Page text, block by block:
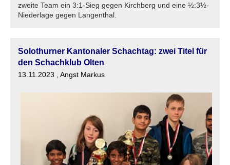
zweite Team ein 3:1-Sieg gegen Kirchberg und eine ½:3½-
Niederlage gegen Langenthal.
Solothurner Kantonaler Schachtag: zwei Titel für
den Schachklub Olten
13.11.2023 , Angst Markus